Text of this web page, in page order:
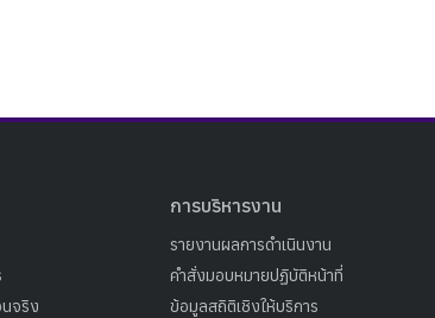
จริง
การบริหารงาน
รายงานผลการดำเนินงาน
คำสั่งมอบหมายปฏิบัติหน้าที่
ข้อมูลสถิติเชิงให้บริการ